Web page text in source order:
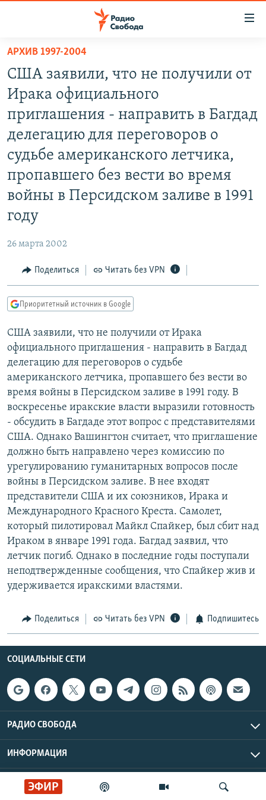
упрощенного
доступа
Вернуться
основному
содержанию
Вернутся
главной
навигации
АВТОРСКИЕ ПРОЕКТЫ
МНЕНИЯ
КУЛЬТУРА
IDEL.РЕАЛИИ
КАВКАЗ.РЕАЛИИ
РАСПИСАНИЕ ВЕЩАНИЯ
ПОДПИШИТЕСЬ НА РАССЫЛКУ
СОЦИАЛЬНЫЕ СЕТИ
Все сайты РСЕ/РС
ЭФИР
АРХИВ 1997-2004
США заявили, что не получили от
Ирака официального
приглашения - направить в Багдад
делегацию для переговоров о
судьбе американского летчика,
пропавшего без вести во время
войны в Персидском заливе в 1991
году
26 марта 2002
Поделиться Читать без VPN
Приоритетный источник в Google
США заявили, что не получили от Ирака
официального приглашения - направить в Багдад
делегацию для переговоров о судьбе
американского летчика, пропавшего без вести во
время войны в Персидском заливе в 1991 году. В
воскресенье иракские власти выразили готовность
- обсудить в Багдаде этот вопрос с представителями
США. Однако Вашингтон считает, что приглашение
должно быть направлено через комиссию по
урегулированию гуманитарных вопросов после
войны в Персидском заливе. В нее входят
представители США и их союзников, Ирака и
Международного Красного Креста. Самолет,
который пилотировал Майкл Спайкер, был сбит над
Ираком в январе 1991 года. Багдад заявил, что
летчик погиб. Однако в последние годы поступали
неподтвержденные сообщения, что Спайкер жив и
удерживается иракскими властями.
Поделиться Читать без VPN Подпишитесь
СОЦИАЛЬНЫЕ СЕТИ
РАДИО СВОБОДА
ИНФОРМАЦИЯ
Радио Свобода © 2026 RFE/RL, Inc. | Все права защищены.